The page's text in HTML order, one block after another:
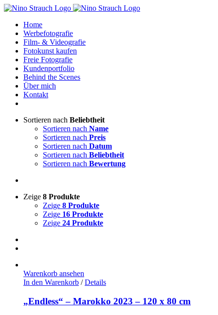
Zum
springenHome
Werbefotografie
Film- & Videografie
Fotokunst kaufen
Freie Fotografie
Kundenportfolio
Behind the Scenes
Über mich
Kontakt
Sortieren nach Beliebtheit
Sortieren nach Name
Sortieren nach Preis
Sortieren nach Datum
Sortieren nach Beliebtheit
Sortieren nach Bewertung
Zeige 8 Produkte
Zeige 8 Produkte
Zeige 16 Produkte
Zeige 24 Produkte
Warenkorb ansehen
In den Warenkorb / Details
„Endless“ – Marokko 2023 – 120 x 80 cm